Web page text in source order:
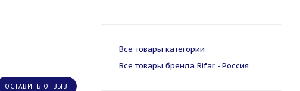
ОСТАВИТЬ ОТЗЫВ
Все товары категории
Все товары бренда Rifar - Россия